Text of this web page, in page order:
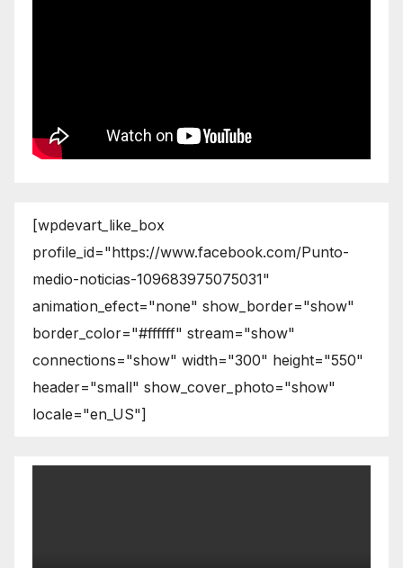
[wpdevart_like_box
profile_id="https://www.facebook.com/Punto-
medio-noticias-109683975075031"
animation_efect="none" show_border="show"
border_color="#ffffff" stream="show"
connections="show" width="300" height="550"
header="small" show_cover_photo="show"
locale="en_US"]